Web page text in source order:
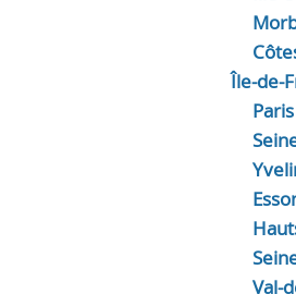
Île-de-
Paris
Val-